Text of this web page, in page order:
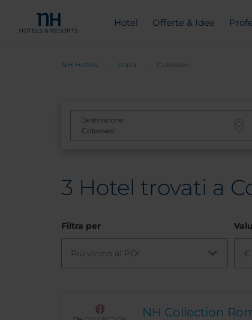
Hotel Offerte & Idee
NH Hotels Italia Colosseo
Destinazione
3 Hotel trovati a
Filtra per
Più vicino al POI €
NH Collection